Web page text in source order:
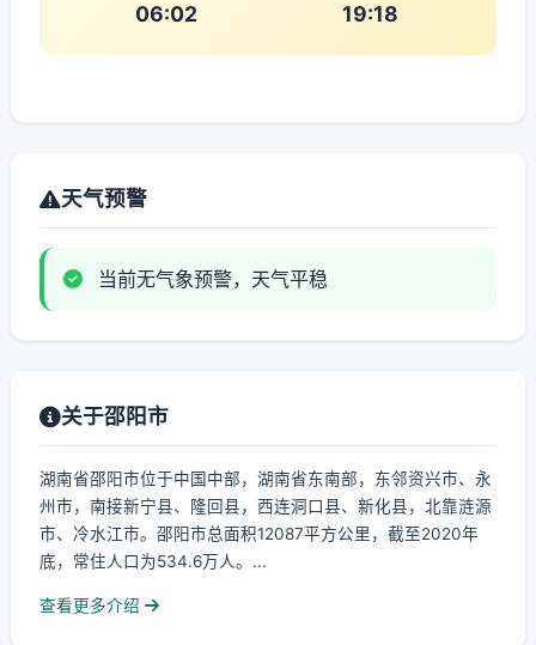
06:02 19:18
天气预警
当前无气象预警，天气平稳
关于邵阳市
湖南省邵阳市位于中国中部，湖南省东南部，东邻资兴市、永
州市，南接新宁县、隆回县，西连洞口县、新化县，北靠涟源
市、冷水江市。邵阳市总面积12087平方公里，截至2020年
底，常住人口为534.6万人。...
查看更多介绍